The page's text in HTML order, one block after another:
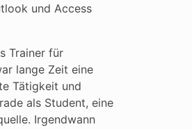
und Access
Trainer für
lange Zeit eine
Tätigkeit und
als Student, eine
Irgendwann